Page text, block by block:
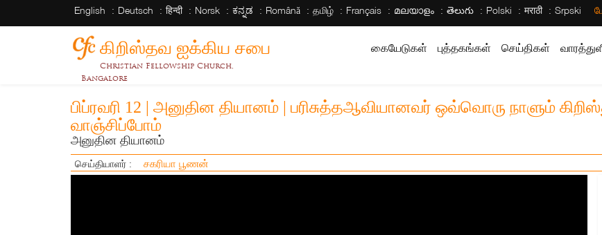
English Deutsch हिन्दी Norsk ಕನ್ನಡ Română தமிழ் Français മലയാളം తెలుగు Polski मराठी Srpski
கிறிஸ்தவ ஐக்கிய சபை
Christian Fellowship Church,
Bangalore
கையேடுகள் புத்தகங்கள் செய்திகள்
பிப்ரவரி 12 | அனுதின தியானம் | பரிசுத்தஆவியானவர் ஒவ்வொரு நாளும்
வாஞ்சிப்போம்
அனுதின தியானம்
செய்தியாளர் : சகரியா பூணன்